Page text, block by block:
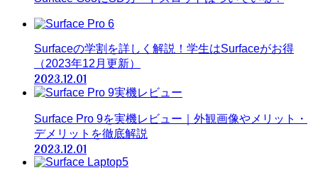
Surfaceの学割を詳しく解説！学生はSurfaceがお得
（2023年12月更新）
2023.12.01
Surface Pro 9を実機レビュー｜外観画像やメリット・
デメリットを徹底解説
2023.12.01